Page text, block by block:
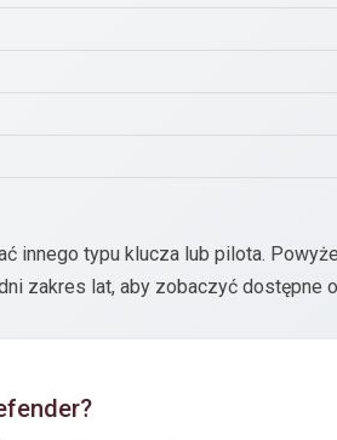
innego typu klucza lub pilota.
zakres lat, aby zobaczyć dostępne